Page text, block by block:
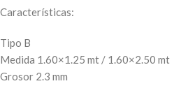
Características:
Tipo B
Medida 1.60×1.25 mt / 1.60×2.50 mt
Grosor 2.3 mm